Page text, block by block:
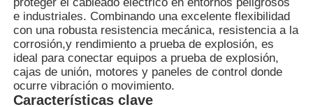
Inicio
Productos
Sobre nosotros
e industriales. Combinando una excelente flexibilidad
con una robusta resistencia mecánica, resistencia a la
corrosión,y rendimiento a prueba de explosión, es
ideal para conectar equipos a prueba de explosión,
cajas de unión, motores y paneles de control donde
ocurre vibración o movimiento.
Características clave